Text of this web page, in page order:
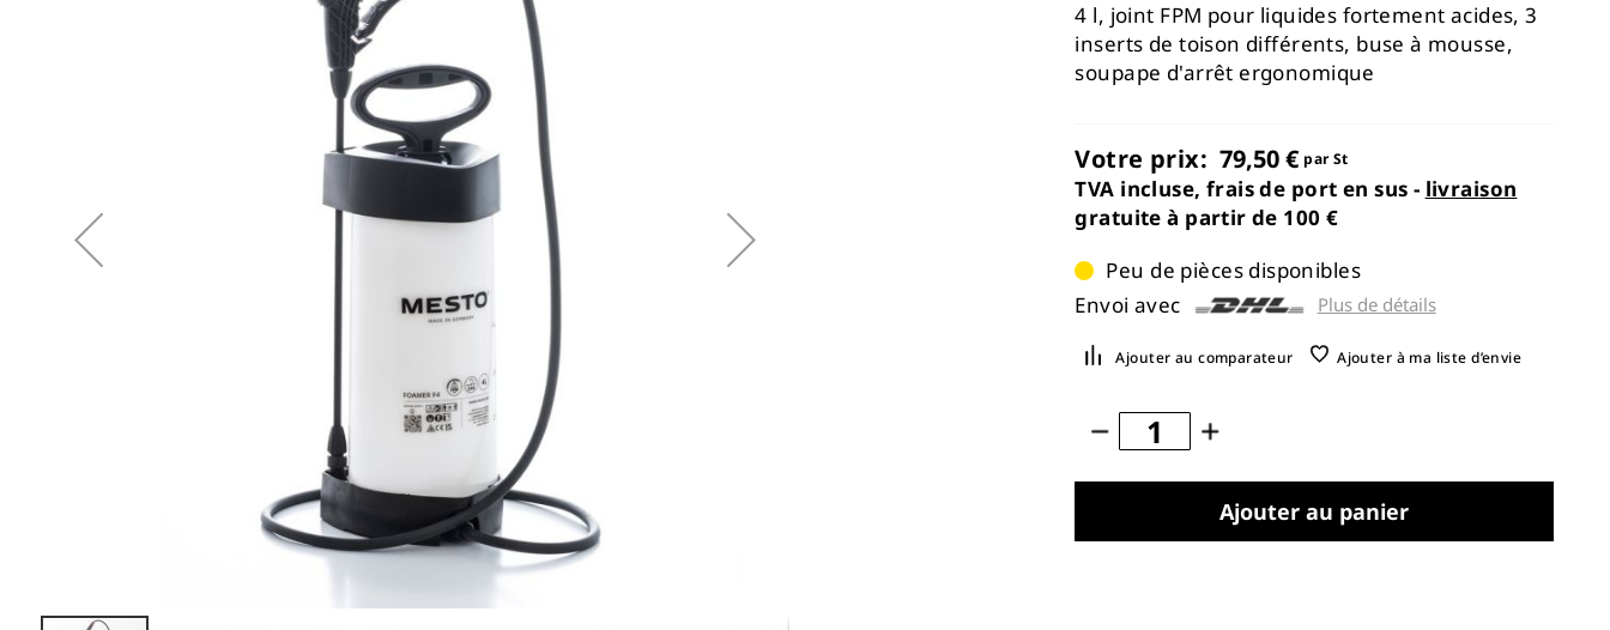
4 l, joint FPM pour liquides fortement acides, 3
inserts de toison différents, buse à mousse,
soupape d'arrêt ergonomique
Votre prix: 79,50 € par St
TVA incluse, frais de port en sus - livraison
gratuite à partir de 100 €
Peu de pièces disponibles
Envoi avec
Plus de détails
Ajouter au comparateur Ajouter à ma liste d’envie
Ajouter au panier